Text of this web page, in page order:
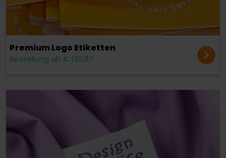
Premium Logo Etiketten
Bestellung ab € 139,87